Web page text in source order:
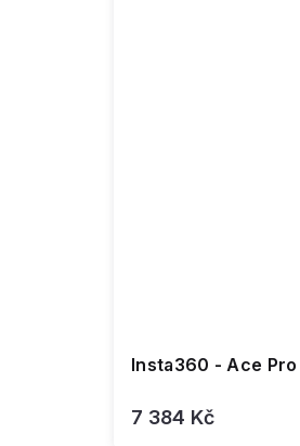
Insta360 - Ace
7 384 Kč